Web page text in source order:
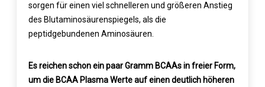
sorgen für einen viel schnelleren und größeren Anstieg
des Blutaminosäurenspiegels, als die
peptidgebundenen Aminosäuren.
Es reichen schon ein paar Gramm BCAAs in freier Form,
um die BCAA Plasma Werte auf einen deutlich höheren